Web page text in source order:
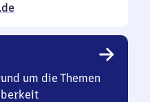
um die Themen